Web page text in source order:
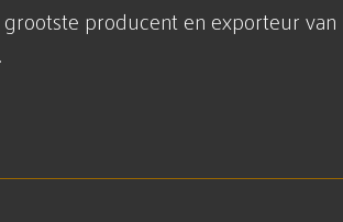
producent en exporteur